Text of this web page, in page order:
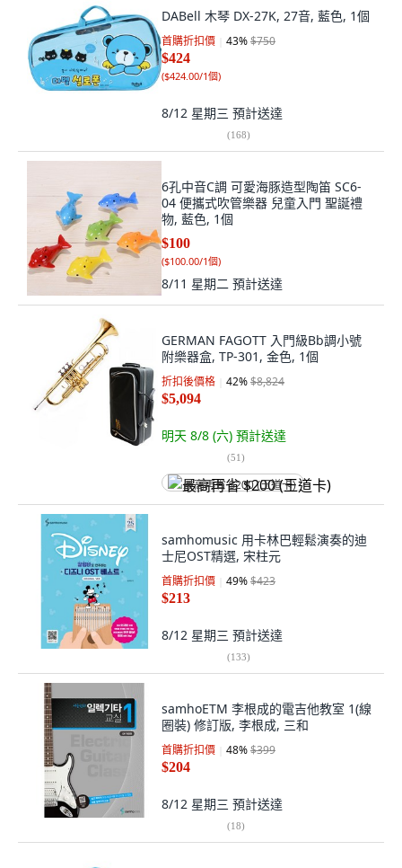
DABell 木琴 DX-27K, 27音, 藍色, 1個
首購折扣價 43%$750
$424
($424.00/1個)
8/12 星期三 預計送達
(168)
6孔中音C調 可愛海豚造型陶笛 SC6-
04 便攜式吹管樂器 兒童入門 聖誕禮
物, 藍色, 1個
$100
($100.00/1個)
8/11 星期二 預計送達
GERMAN FAGOTT 入門級Bb調小號
附樂器盒, TP-301, 金色, 1個
折扣後價格 42%$8,824
$5,094
明天 8/8 (六) 預計送達
(51)
最高再省 $200 (王道卡)
samhomusic 用卡林巴輕鬆演奏的迪
士尼OST精選, 宋柱元
首購折扣價 49%$423
$213
8/12 星期三 預計送達
(133)
samhoETM 李根成的電吉他教室 1(線
圈裝) 修訂版, 李根成, 三和
首購折扣價 48%$399
$204
8/12 星期三 預計送達
(18)